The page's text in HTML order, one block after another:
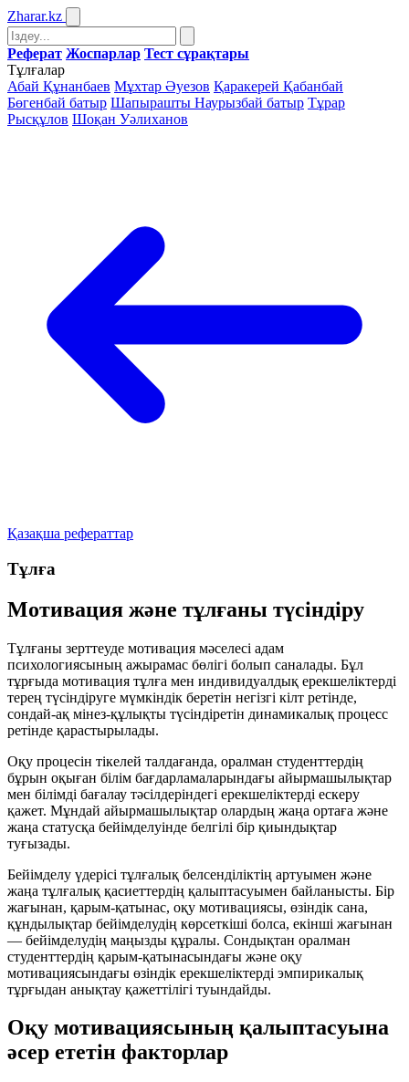
Zharar.kz
Реферат Жоспарлар Тест сұрақтары
Тұлғалар
Абай Құнанбаев Мұхтар Әуезов Қаракерей Қабанбай
Бөгенбай батыр Шапырашты Наурызбай батыр Тұрар
Рысқұлов Шоқан Уәлиханов
Қазақша рефераттар
Тұлға
Мотивация және тұлғаны түсіндіру
Тұлғаны зерттеуде мотивация мәселесі адам
психологиясының ажырамас бөлігі болып саналады. Бұл
тұрғыда мотивация тұлға мен индивидуалдық ерекшеліктерді
терең түсіндіруге мүмкіндік беретін негізгі кілт ретінде,
сондай-ақ мінез-құлықты түсіндіретін динамикалық процесс
ретінде қарастырылады.
Оқу процесін тікелей талдағанда, оралман студенттердің
бұрын оқыған білім бағдарламаларындағы айырмашылықтар
мен білімді бағалау тәсілдеріндегі ерекшеліктерді ескеру
қажет. Мұндай айырмашылықтар олардың жаңа ортаға және
жаңа статусқа бейімделуінде белгілі бір қиындықтар
туғызады.
Бейімделу үдерісі тұлғалық белсенділіктің артуымен және
жаңа тұлғалық қасиеттердің қалыптасуымен байланысты. Бір
жағынан, қарым-қатынас, оқу мотивациясы, өзіндік сана,
құндылықтар бейімделудің көрсеткіші болса, екінші жағынан
— бейімделудің маңызды құралы. Сондықтан оралман
студенттердің қарым-қатынасындағы және оқу
мотивациясындағы өзіндік ерекшеліктерді эмпирикалық
тұрғыдан анықтау қажеттілігі туындайды.
Оқу мотивациясының қалыптасуына
әсер ететін факторлар